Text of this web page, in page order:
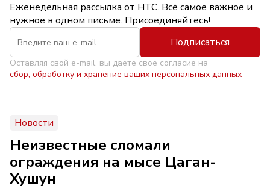
Еженедельная рассылка от НТС. Всё самое важное и
нужное в одном письме. Присоединяйтесь!
Подписаться
Оставляя свой e-mail, вы даете свое согласие на
сбор, обработку и хранение ваших персональных данных
Новости
Неизвестные сломали
ограждения на мысе Цаган-
Хушун